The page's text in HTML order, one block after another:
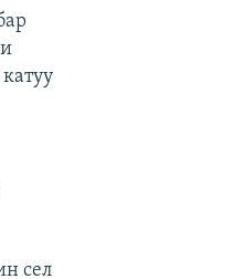
сел